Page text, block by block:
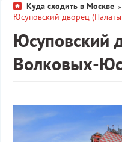
Куда сходить в Москве »
Юсуповский дворец
Юсуповский
Волковых-